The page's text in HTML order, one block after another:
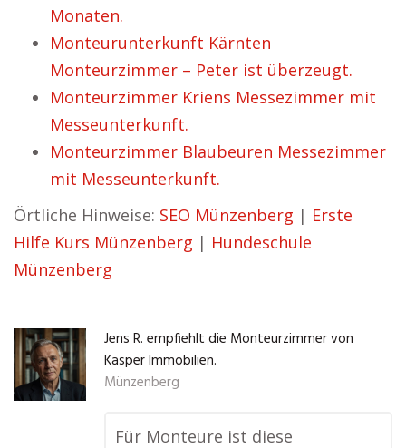
Monaten.
Monteurunterkunft Kärnten
Monteurzimmer – Peter ist überzeugt.
Monteurzimmer Kriens Messezimmer mit
Messeunterkunft.
Monteurzimmer Blaubeuren Messezimmer
mit Messeunterkunft.
Örtliche Hinweise: SEO Münzenberg | Erste
Hilfe Kurs Münzenberg | Hundeschule
Münzenberg
Jens R. empfiehlt die Monteurzimmer von
Kasper Immobilien.
Münzenberg
Für Monteure ist diese